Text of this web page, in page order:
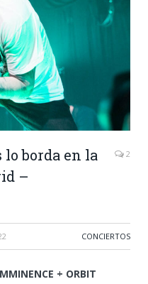
lo borda en la
–
2
CONCIERTOS
+ ORBIT